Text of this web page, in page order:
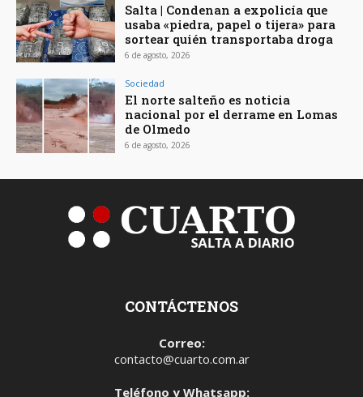
Salta | Condenan a expolicía que
usaba «piedra, papel o tijera» para
sortear quién transportaba droga
6 de agosto, 2026
Sociedad
El norte salteño es noticia
nacional por el derrame en Lomas
de Olmedo
6 de agosto, 2026
CONTÁCTENOS
Correo:
contacto@cuarto.com.ar
Teléfono y Whatsapp: